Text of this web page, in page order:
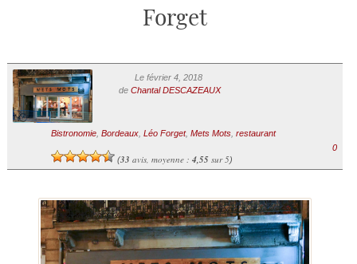
Forget
Le février 4, 2018
de Chantal DESCAZEAUX
Bistronomie, Bordeaux, Léo Forget, Mets Mots, restaurant
(33 avis, moyenne : 4,55sur 5)
0